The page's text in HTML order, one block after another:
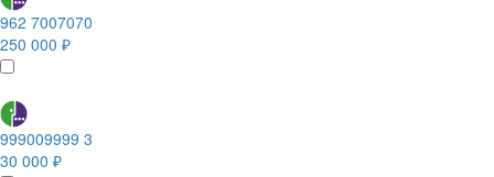
962 7007070
250 000 ₽
999009999 3
30 000 ₽